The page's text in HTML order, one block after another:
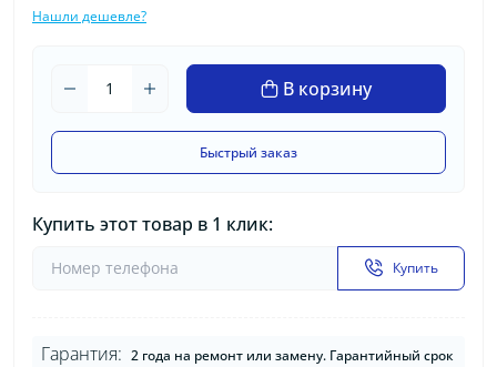
Нашли дешевле?
В корзину
Быстрый заказ
Купить этот товар в 1 клик:
Купить
Гарантия: 2 года на ремонт или замену. Гарантийный срок